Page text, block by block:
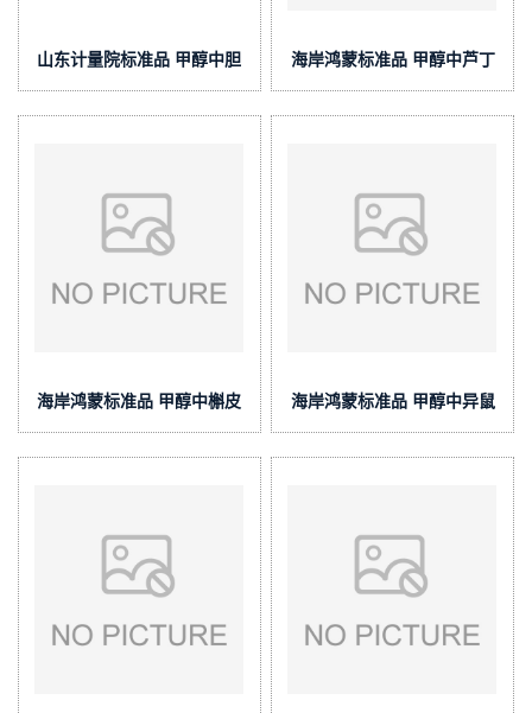
山东计量院标准品 甲醇中胆
固醇溶液标准物质(泰坦供应)
海岸鸿蒙标准品 甲醇中芦丁
溶液标准物质(泰坦供应)
海岸鸿蒙标准品 甲醇中槲皮
素溶液标准物质(泰坦供应)
海岸鸿蒙标准品 甲醇中异鼠
李素溶液标准物质(泰坦供应)